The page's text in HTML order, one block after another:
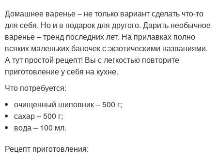
Домашнее варенье – не только вариант сделать что-то
для себя. Но и в подарок для другого. Дарить необычное
варенье – тренд последних лет. На прилавках полно
всяких маленьких баночек с экзотическими названиями.
А тут простой рецепт! Вы с легкостью повторите
приготовление у себя на кухне.
Что потребуется:
очищенный шиповник – 500 г;
сахар – 500 г;
вода – 100 мл.
Рецепт приготовления: